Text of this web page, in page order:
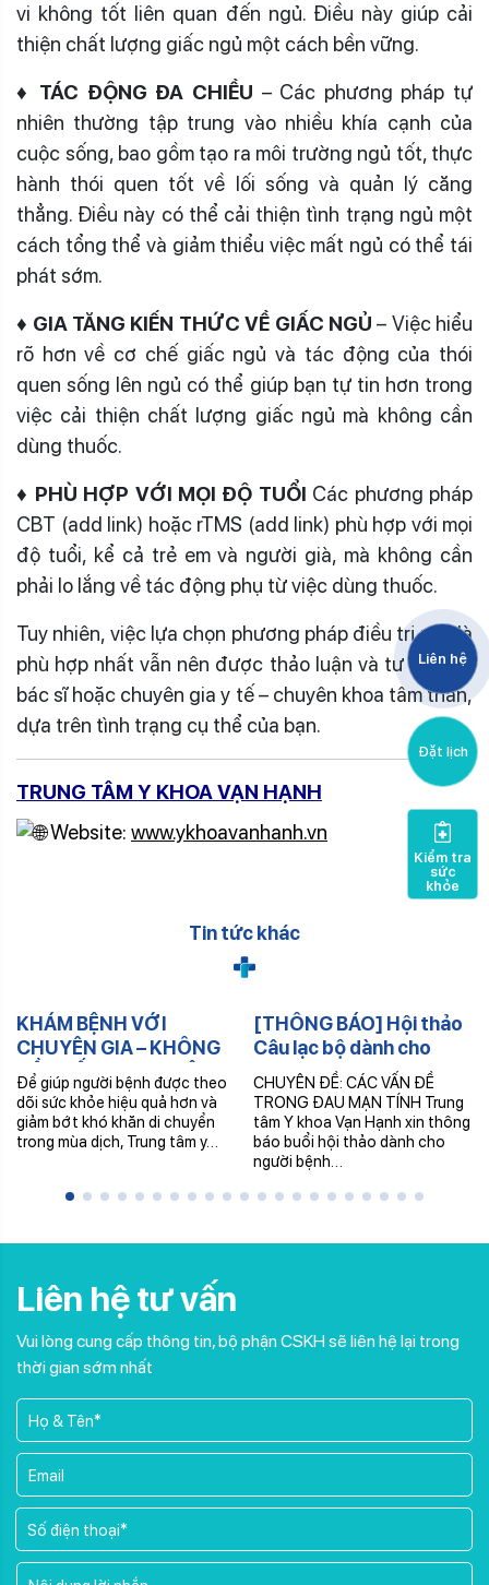
vi không tốt liên quan đến ngủ. Điều này giúp cải
thiện chất lượng giấc ngủ một cách bền vững.
♦ TÁC ĐỘNG ĐA CHIỀU – Các phương pháp tự
nhiên thường tập trung vào nhiều khía cạnh của
cuộc sống, bao gồm tạo ra môi trường ngủ tốt, thực
hành thói quen tốt về lối sống và quản lý căng
thẳng. Điều này có thể cải thiện tình trạng ngủ một
cách tổng thể và giảm thiểu việc mất ngủ có thể tái
phát sớm.
♦ GIA TĂNG KIẾN THỨC VỀ GIẤC NGỦ – Việc hiểu
rõ hơn về cơ chế giấc ngủ và tác động của thói
quen sống lên ngủ có thể giúp bạn tự tin hơn trong
việc cải thiện chất lượng giấc ngủ mà không cần
dùng thuốc.
♦ PHÙ HỢP VỚI MỌI ĐỘ TUỔI Các phương pháp
CBT (add link) hoặc rTMS (add link) phù hợp với mọi
độ tuổi, kể cả trẻ em và người già, mà không cần
phải lo lắng về tác động phụ từ việc dùng thuốc.
Tuy nhiên, việc lựa chọn phương pháp điều trị nào là
phù hợp nhất vẫn nên được thảo luận và tư vấn với
bác sĩ hoặc chuyên gia y tế – chuyên khoa tâm thần,
dựa trên tình trạng cụ thể của bạn.
TRUNG TÂM Y KHOA VẠN HẠNH
Website: www.ykhoavanhanh.vn
Tin tức khác
KHÁM BỆNH VỚI
CHUYÊN GIA – KHÔNG
CẦN ĐẾN TRUNG TÂM –
NHẬN THUỐC TRONG
NGÀY
Để giúp người bệnh được theo
dõi sức khỏe hiệu quả hơn và
giảm bớt khó khăn di chuyển
trong mùa dịch, Trung tâm y…
[THÔNG BÁO] Hội thảo
Câu lạc bộ dành cho
người bệnh ĐAU MẠN
TÍNH
CHUYÊN ĐỀ: CÁC VẤN ĐỀ
TRONG ĐAU MẠN TÍNH Trung
tâm Y khoa Vạn Hạnh xin thông
báo buổi hội thảo dành cho
người bệnh…
Liên hệ tư vấn
Vui lòng cung cấp thông tin, bộ phận CSKH sẽ liên hệ lại trong
thời gian sớm nhất
Liên hệ
Đặt lịch
Kiểm tra
sức
khỏe